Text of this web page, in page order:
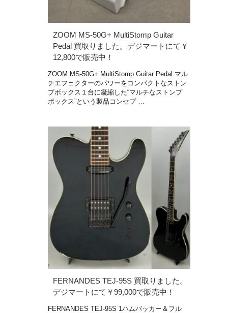
ZOOM MS-50G+ MultiStomp Guitar
Pedal 買取りました。デジマートにて￥
12,800で販売中！
ZOOM MS-50G+ MultiStomp Guitar Pedal マル
チエフェクターのパワーをコンパクトなストン
プボックス１台に凝縮した“マルチなストンプ
ボックス”という製品コンセプ …
FERNANDES TEJ-95S 買取りました。
デジマートにて￥99,000で販売中！
FERNANDES TEJ-95S 1ハムバッカー＆フル